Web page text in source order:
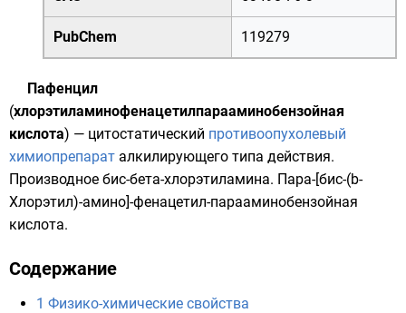
PubChem 119279
Пафенцил
(хлорэтиламинофенацетилпарааминобензойная
кислота) — цитостатический противоопухолевый
химиопрепарат алкилирующего типа действия.
Производное бис-бета-хлорэтиламина. Пара-[бис-(b-
Хлорэтил)-амино]-фенацетил-парааминобензойная
кислота.
Содержание
1 Физико-химические свойства